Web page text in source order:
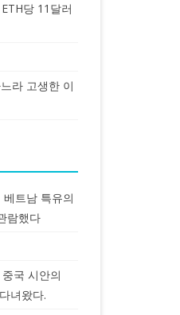
당 11달러
라 고생한 이
트남 특유의
람했다
국 시안의
녀왔다.